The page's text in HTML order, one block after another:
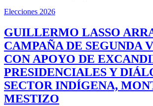
Elecciones 2026
GUILLERMO LASSO
CAMPAÑA DE SEGUNDA
CON APOYO DE
PRESIDENCIALES Y
SECTOR INDÍGENA,
MESTIZO